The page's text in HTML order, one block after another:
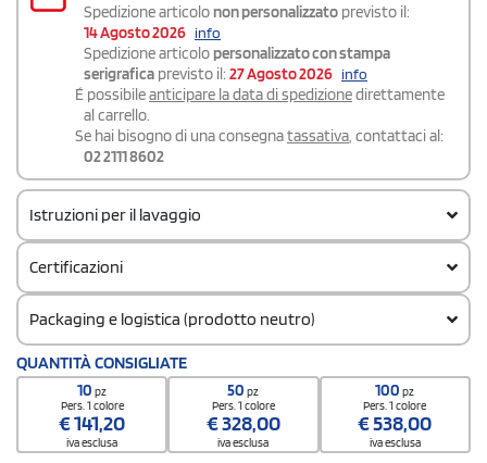
Spedizione articolo non personalizzato previsto il:
14 Agosto 2026 info
Spedizione articolo personalizzato con stampa
serigrafica previsto il: 27 Agosto 2026 info
É possibileanticipare la data di spedizionedirettamente
al carrello.
Se hai bisogno di una consegnatassativa, contattaci al:
02 2111 8602
Istruzioni per il lavaggio
Certificazioni
Packaging e logistica (prodotto neutro)
Codice doganale
61091000
QUANTITÀ CONSIGLIATE
10pz
Pers. 1 colore
€141,20
iva esclusa
50pz
Pers. 1 colore
€328,00
iva esclusa
100pz
Pers. 1 colore
€538,00
iva esclusa